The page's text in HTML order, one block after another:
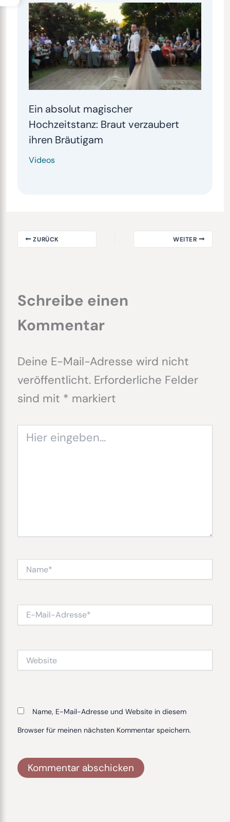
Ein absolut magischer
Hochzeitstanz: Braut verzaubert
ihren Bräutigam
Videos
ZURÜCK WEITER
Schreibe einen
Kommentar
Deine E-Mail-Adresse wird nicht
veröffentlicht. Erforderliche Felder
sind mit * markiert
eingeben…
Mail-
Name, E-Mail-Adresse und Website in diesem
Browser für meinen nächsten Kommentar speichern.